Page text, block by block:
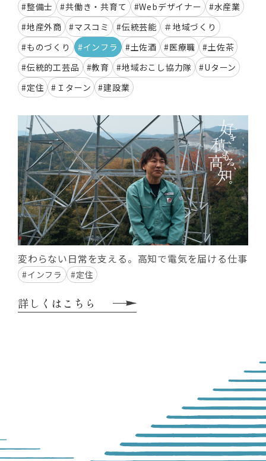
#整備士
#共働き・共育て #Webデザイナー
#水産業
#地産外商
#マスコミ #伝統芸能
＃地域づくり
#ものづくり
#インフラ #土佐酒 #医療職
#土佐茶
#伝統的工芸品
#教育 #地域おこし協力隊
#Uターン
#定住
#Ｉターン #建設業
変わらない日常を支える。高知で電気を届ける仕事
#インフラ #定住
詳しくはこちら